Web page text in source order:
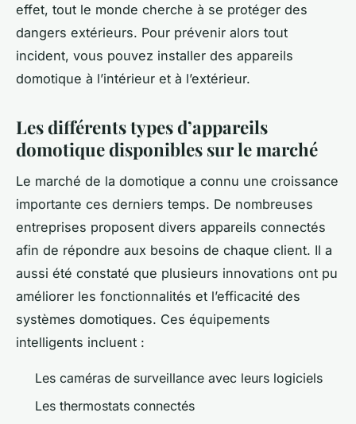
effet, tout le monde cherche à se protéger des
dangers extérieurs. Pour prévenir alors tout
incident, vous pouvez installer des appareils
domotique à l’intérieur et à l’extérieur.
Les différents types d’appareils
domotique disponibles sur le marché
Le marché de la domotique a connu une croissance
importante ces derniers temps. De nombreuses
entreprises proposent divers appareils connectés
afin de répondre aux besoins de chaque client. Il a
aussi été constaté que plusieurs innovations ont pu
améliorer les fonctionnalités et l’efficacité des
systèmes domotiques. Ces équipements
intelligents incluent :
Les caméras de surveillance avec leurs logiciels
Les thermostats connectés